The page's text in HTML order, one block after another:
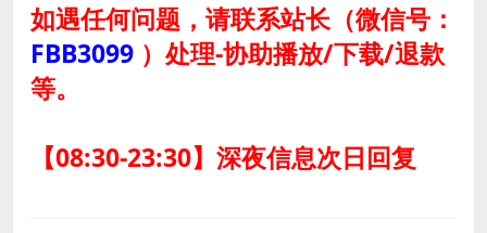
如遇任何问题，请联系站长（微信号：
FBB3099 ） 处理-协助播放/下载/退款
等。
【08:30-23:30】深夜信息次日回复